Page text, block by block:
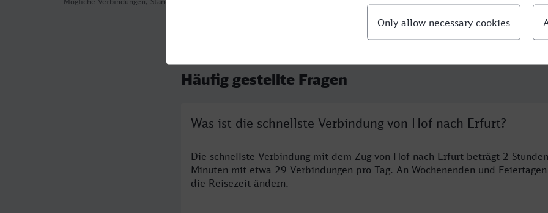
Häufig gestellte Fragen
Was ist die schnellste Verbindung von Hof nach Erfurt?
Die schnellste Verbindung mit dem Zug von Hof nach Erfurt beträgt 2
Minuten mit etwa 29 Verbindungen pro Tag. An Wochenenden und
die Reisezeit ändern.